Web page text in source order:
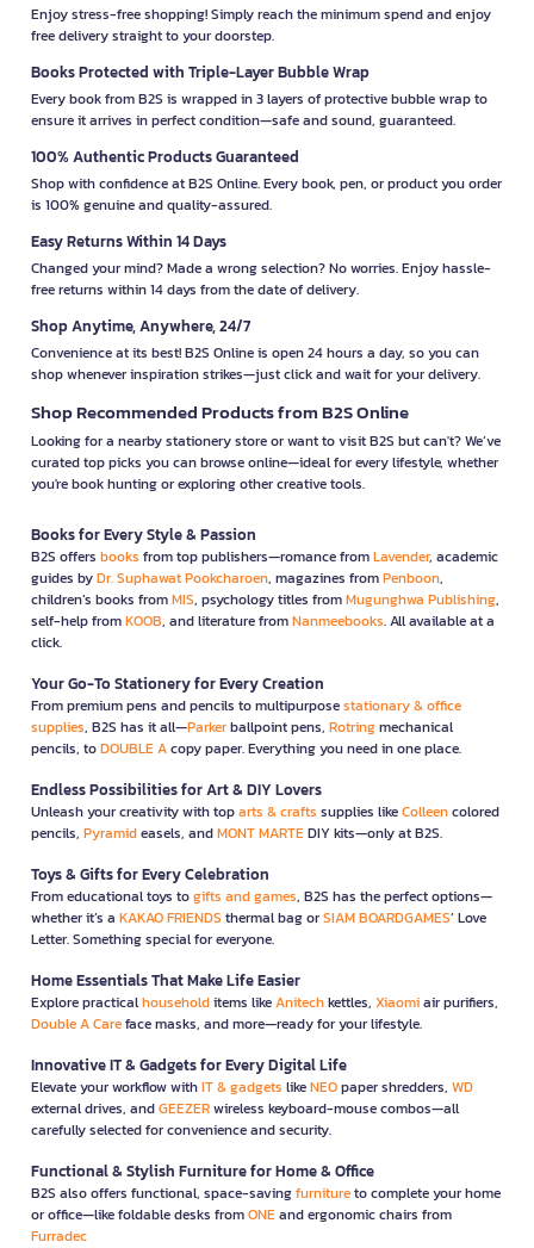
Enjoy stress-free shopping! Simply reach the minimum spend and enjoy
free delivery straight to your doorstep.
Books Protected with Triple-Layer Bubble Wrap
Every book from B2S is wrapped in 3 layers of protective bubble wrap to
ensure it arrives in perfect condition—safe and sound, guaranteed.
100% Authentic Products Guaranteed
Shop with confidence at B2S Online. Every book, pen, or product you order
is 100% genuine and quality-assured.
Easy Returns Within 14 Days
Changed your mind? Made a wrong selection? No worries. Enjoy hassle-
free returns within 14 days from the date of delivery.
Shop Anytime, Anywhere, 24/7
Convenience at its best! B2S Online is open 24 hours a day, so you can
shop whenever inspiration strikes—just click and wait for your delivery.
Shop Recommended Products from B2S Online
Looking for a nearby stationery store or want to visit B2S but can't? We’ve
curated top picks you can browse online—ideal for every lifestyle, whether
you're book hunting or exploring other creative tools.
Books for Every Style & Passion
B2S offers books from top publishers—romance fromLavender, academic
guides byDr. Suphawat Pookcharoen, magazines fromPenboon,
children’s books fromMIS, psychology titles fromMugunghwa Publishing,
self-help fromKOOB, and literature fromNanmeebooks. All available at a
click.
Your Go-To Stationery for Every Creation
From premium pens and pencils to multipurposestationary & office
supplies, B2S has it all—Parkerballpoint pens, Rotringmechanical
pencils, toDOUBLE Acopy paper. Everything you need in one place.
Endless Possibilities for Art & DIY Lovers
Unleash your creativity with toparts & crafts supplies likeColleencolored
pencils, Pyramideasels, andMONT MARTEDIY kits—only at B2S.
Toys & Gifts for Every Celebration
From educational toys togifts and games, B2S has the perfect options—
whether it’s a KAKAO FRIENDS thermal bag orSIAM BOARDGAMES’ Love
Letter. Something special for everyone.
Home Essentials That Make Life Easier
Explore practicalhouseholditems likeAnitechkettles, Xiaomiair purifiers,
Double A Careface masks, and more—ready for your lifestyle.
Innovative IT & Gadgets for Every Digital Life
Elevate your workflow withIT & gadgets likeNEOpaper shredders, WD
external drives, andGEEZERwireless keyboard-mouse combos—all
carefully selected for convenience and security.
Functional & Stylish Furniture for Home & Office
B2S also offers functional, space-savingfurnitureto complete your home
or office—like foldable desks fromONEand ergonomic chairs from
Furradec